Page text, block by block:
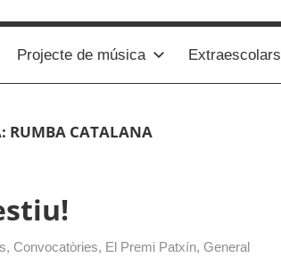
Projecte de música Extraescolars
RUMBA CATALANA
, Convocatòries, El Premi Patxín, General